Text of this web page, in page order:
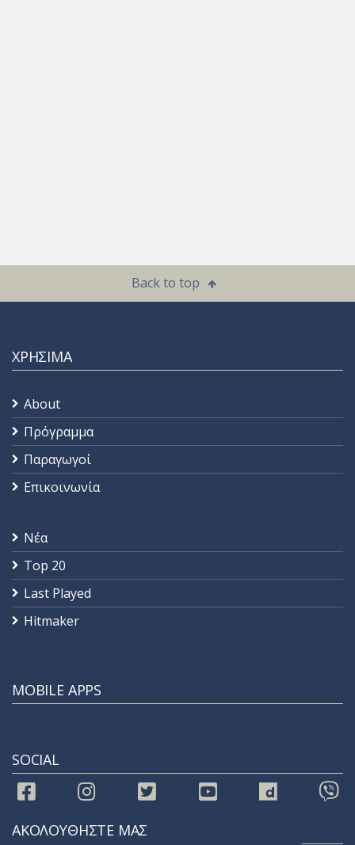
Back to top
ΧΡΗΣΙΜΑ
About
Πρόγραμμα
Παραγωγοί
Επικοινωνία
Νέα
Top 20
Last Played
Hitmaker
MOBILE APPS
SOCIAL
ΑΚΟΛΟΥΘΗΣΤΕ ΜΑΣ